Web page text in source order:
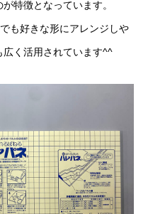
特徴となっています。
も好きな形にアレンジしや
く活用されています^^